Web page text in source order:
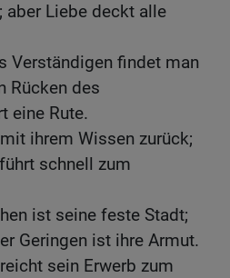
aber Liebe deckt alle
Verständigen findet man
Rücken des
eine Rute.
ihrem Wissen zurück;
schnell zum
ist seine feste Stadt;
Geringen ist ihre Armut.
sein Erwerb zum